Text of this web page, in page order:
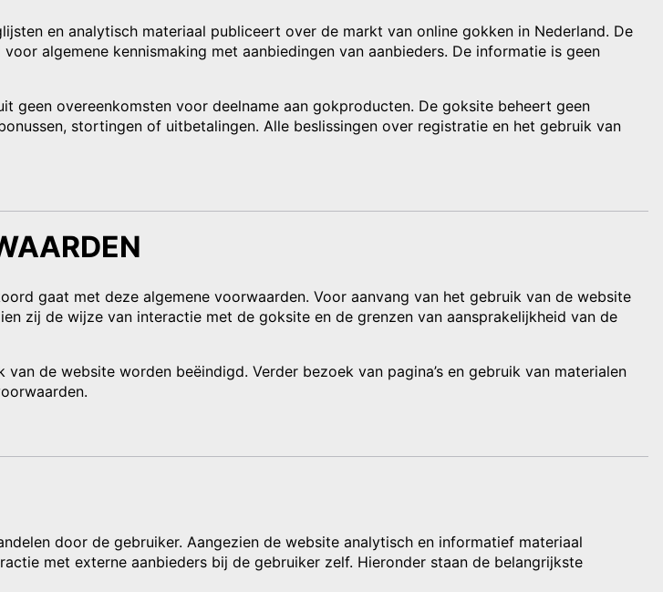
en analytisch materiaal publiceert over de markt van online gokken in Nederland. De
algemene kennismaking met aanbiedingen van aanbieders. De informatie is geen
geen overeenkomsten voor deelname aan gokproducten. De goksite beheert geen
stortingen of uitbetalingen. Alle beslissingen over registratie en het gebruik van
gaat met deze algemene voorwaarden. Voor aanvang van het gebruik van de website
zij de wijze van interactie met de goksite en de grenzen van aansprakelijkheid van de
de website worden beëindigd. Verder bezoek van pagina’s en gebruik van materialen
door de gebruiker. Aangezien de website analytisch en informatief materiaal
met externe aanbieders bij de gebruiker zelf. Hieronder staan de belangrijkste